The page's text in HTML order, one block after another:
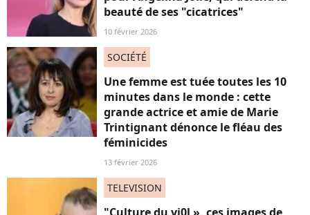
beauté de ses "cicatrices"
10 février 2026
SOCIÉTÉ
Une femme est tuée toutes les 10
minutes dans le monde : cette
grande actrice et amie de Marie
Trintignant dénonce le fléau des
féminicides
13 février 2026
TELEVISION